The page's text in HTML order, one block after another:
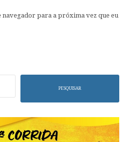
navegador para a próxima vez que eu
PESQUISAR